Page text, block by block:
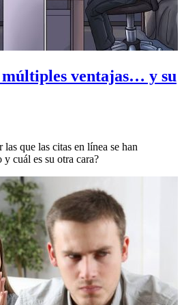
múltiples ventajas… y su
las que las citas en línea se han
cuál es su otra cara?